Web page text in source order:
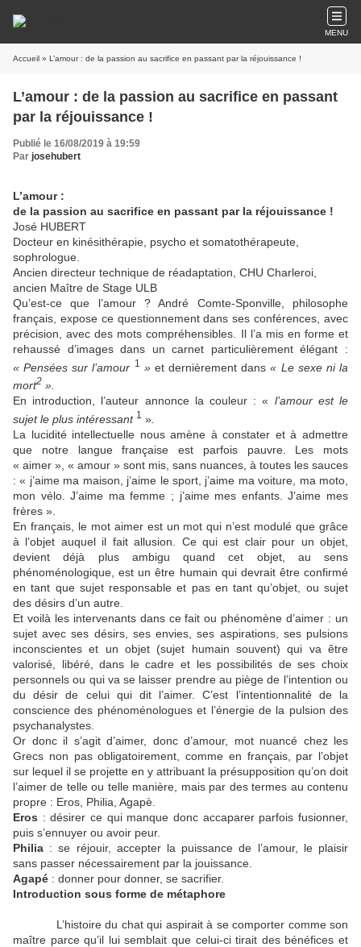
MENU
Accueil » L’amour : de la passion au sacrifice en passant par la réjouissance !
L’amour : de la passion au sacrifice en passant
par la réjouissance !
Publié le 16/08/2019 à 19:59
Par josehubert
L’amour :
de la passion au sacrifice en passant par la réjouissance !
José HUBERT
Docteur en kinésithérapie, psycho et somatothérapeute,
sophrologue.
Ancien directeur technique de réadaptation, CHU Charleroi,
ancien Maître de Stage ULB
Qu’est-ce que l’amour ? André Comte-Sponville, philosophe
français, expose ce questionnement dans ses conférences, avec
précision, avec des mots compréhensibles. Il l’a mis en forme et
rehaussé d’images dans un carnet particulièrement élégant :
« Pensées sur l’amour 1 » et dernièrement dans « Le sexe ni la
mort2 ».
En introduction, l’auteur annonce la couleur : « l’amour est le
sujet le plus intéressant 1 »
La lucidité intellectuelle nous amène à constater et à admettre
que notre langue française est parfois pauvre. Les mots
« aimer », « amour » sont mis, sans nuances, à toutes les sauces
: « j’aime ma maison, j’aime le sport, j’aime ma voiture, ma moto,
mon vélo. J’aime ma femme ; j’aime mes enfants. J’aime mes
frères ».
En français, le mot aimer est un mot qui n’est modulé que grâce
à l’objet auquel il fait allusion. Ce qui est clair pour un objet,
devient déjà plus ambigu quand cet objet, au sens
phénoménologique, est un être humain qui devrait être confirmé
en tant que sujet responsable et pas en tant qu’objet, ou sujet
des désirs d’un autre.
Et voilà les intervenants dans ce fait ou phénomène d’aimer : un
sujet avec ses désirs, ses envies, ses aspirations, ses pulsions
inconscientes et un objet (sujet humain souvent) qui va être
valorisé, libéré, dans le cadre et les possibilités de ses choix
personnels ou qui va se laisser prendre au piège de l’intention ou
du désir de celui qui dit l’aimer. C’est l’intentionnalité de la
conscience des phénoménologues et l’énergie de la pulsion des
psychanalystes.
Or donc il s’agit d’aimer, donc d’amour, mot nuancé chez les
Grecs non pas obligatoirement, comme en français, par l’objet
sur lequel il se projette en y attribuant la présupposition qu’on doit
l’aimer de telle ou telle manière, mais par des termes au contenu
propre : Eros, Philia, Agapè.
Eros : désirer ce qui manque donc accaparer parfois fusionner,
puis s’ennuyer ou avoir peur.
Philia : se réjouir, accepter la puissance de l’amour, le plaisir
sans passer nécessairement par la jouissance.
Agapé : donner pour donner, se sacrifier.
Introduction sous forme de métaphore
L’histoire du chat qui aspirait à se comporter comme son
maître parce qu’il lui semblait que celui-ci tirait des bénéfices et